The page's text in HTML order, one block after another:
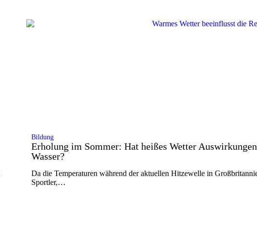
Bildung
Erholung im Sommer: Hat heißes Wetter
Wasser?
Da die Temperaturen während der aktuellen Hitzewelle in
Sportler,…